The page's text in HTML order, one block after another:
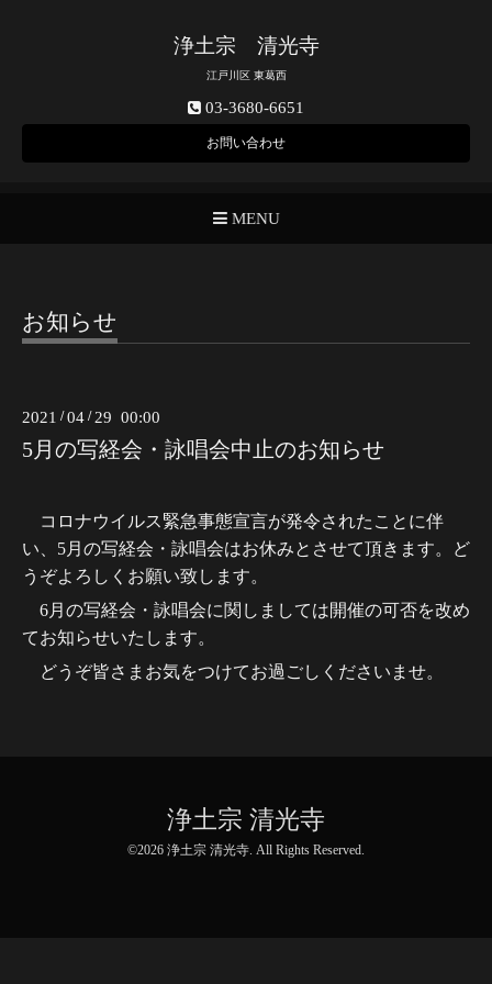
浄土宗 清光寺
江戸川区 東葛西
03-3680-6651
お問い合わせ
MENU
お知らせ
2021 /04 / 29 00:00
5月の写経会・詠唱会中止のお知らせ
コロナウイルス緊急事態宣言が発令されたことに伴
い、5月の写経会・詠唱会はお休みとさせて頂きます。ど
うぞよろしくお願い致します。
6月の写経会・詠唱会に関しましては開催の可否を改め
てお知らせいたします。
どうぞ皆さまお気をつけてお過ごしくださいませ。
浄土宗 清光寺
©2026 浄土宗 清光寺 . All Rights Reserved.